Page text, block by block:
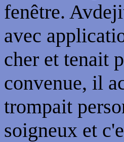
fenêtre.
avec
cher et tenait
convenue, il
trompait
soigneux et